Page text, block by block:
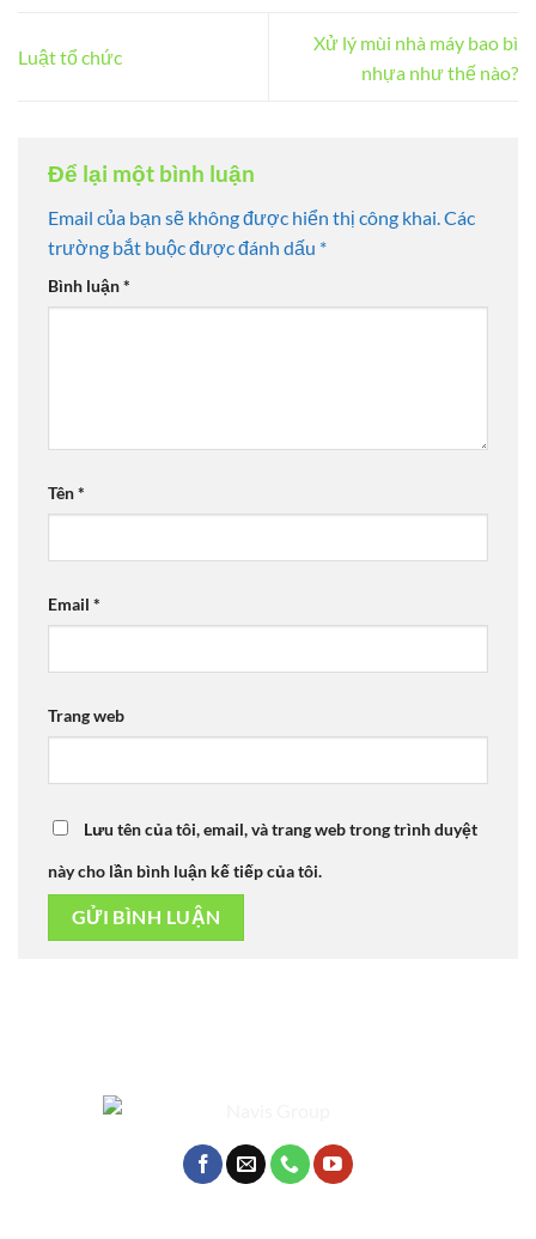
Luật tổ chức
Xử lý mùi nhà máy bao bì
nhựa như thế nào?
Để lại một bình luận
Email của bạn sẽ không được hiển thị công khai.Các
trường bắt buộc được đánh dấu *
Bình luận*
Tên*
Email *
Trang web
Lưu tên của tôi, email, và trang web trong trình duyệt
này cho lần bình luận kế tiếp của tôi.